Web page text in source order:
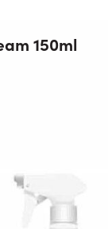
150ml